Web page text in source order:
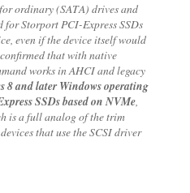
ordinary (SATA) drives and
for Storport PCI-Express SSDs
even if the device itself would
that with native
works in AHCI and legacy
8 and later Windows operating
SSDs based on NVMe,
is a full analog of the trim
that use the SCSI driver